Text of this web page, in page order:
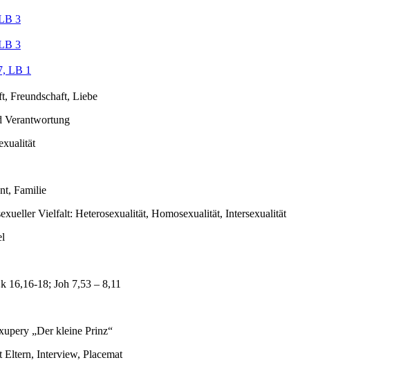
3
3
LB 1
Freundschaft, Liebe
Verantwortung
Familie
Vielfalt: Heterosexualität, Homosexualität, Intersexualität
16,16-18; Joh 7,53 – 8,11
„Der kleine Prinz“
Eltern, Interview, Placemat